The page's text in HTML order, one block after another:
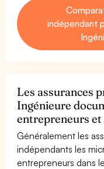
indépendant
Les assurances
Ingénieure
entrepreneurs
Généralement les
indépendants les
entrepreneurs dans